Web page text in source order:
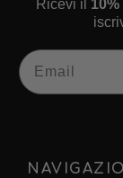
Ricevi il
Email